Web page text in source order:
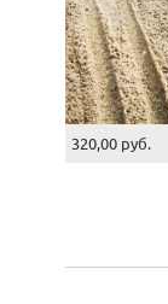
320,00 руб.